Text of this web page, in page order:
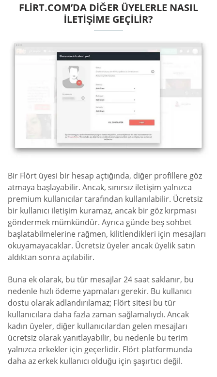
FLIRT.COM’DA DIĞER ÜYELERLE NASIL
İLETIŞIME GEÇILIR?
Bir Flört üyesi bir hesap açtığında, diğer profillere göz
atmaya başlayabilir. Ancak, sınırsız iletişim yalnızca
premium kullanıcılar tarafından kullanılabilir. Ücretsiz
bir kullanıcı iletişim kuramaz, ancak bir göz kırpması
göndermek mümkündür. Ayrıca günde beş sohbet
başlatabilmelerine rağmen, kilitlendikleri için mesajları
okuyamayacaklar. Ücretsiz üyeler ancak üyelik satın
aldıktan sonra açılabilir.
Buna ek olarak, bu tür mesajlar 24 saat saklanır, bu
nedenle hızlı ödeme yapmaları gerekir. Bu kullanıcı
dostu olarak adlandırılamaz; Flört sitesi bu tür
kullanıcılara daha fazla zaman sağlamalıydı. Ancak
kadın üyeler, diğer kullanıcılardan gelen mesajları
ücretsiz olarak yanıtlayabilir, bu nedenle bu terim
yalnızca erkekler için geçerlidir. Flört platformunda
daha az erkek kullanıcı olduğu için şaşırtıcı değil.